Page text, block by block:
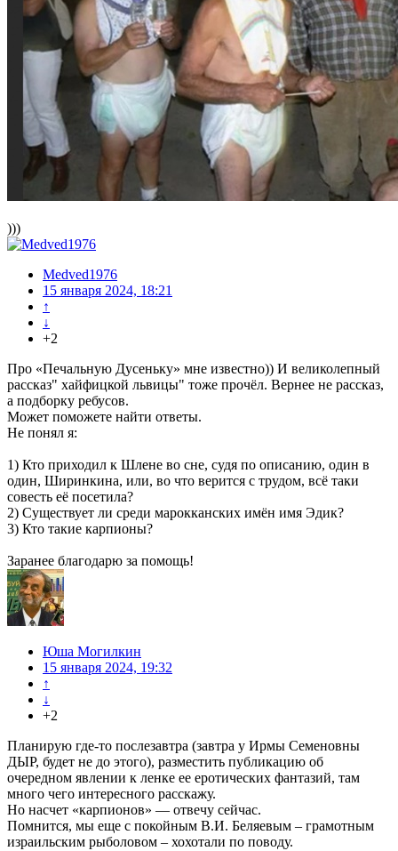
)))
Medved1976
15 января 2024, 18:21
↑
↓
+2
Про «Печальную Дусеньку» мне известно)) И великолепный
рассказ" хайфицкой львицы" тоже прочёл. Вернее не рассказ,
а подборку ребусов.
Может поможете найти ответы.
Не понял я:
1) Кто приходил к Шлене во сне, судя по описанию, один в
один, Ширинкина, или, во что верится с трудом, всё таки
совесть её посетила?
2) Существует ли среди марокканских имён имя Эдик?
3) Кто такие карпионы?
Заранее благодарю за помощь!
Юша Могилкин
15 января 2024, 19:32
↑
↓
+2
Планирую где-то послезавтра (завтра у Ирмы Семеновны
ДЫР, будет не до этого), разместить публикацию об
очередном явлении к ленке ее еротических фантазий, там
много чего интересного расскажу.
Но насчет «карпионов» — отвечу сейчас.
Помнится, мы еще с покойным В.И. Беляевым – грамотным
израильским рыболовом – хохотали по поводу.